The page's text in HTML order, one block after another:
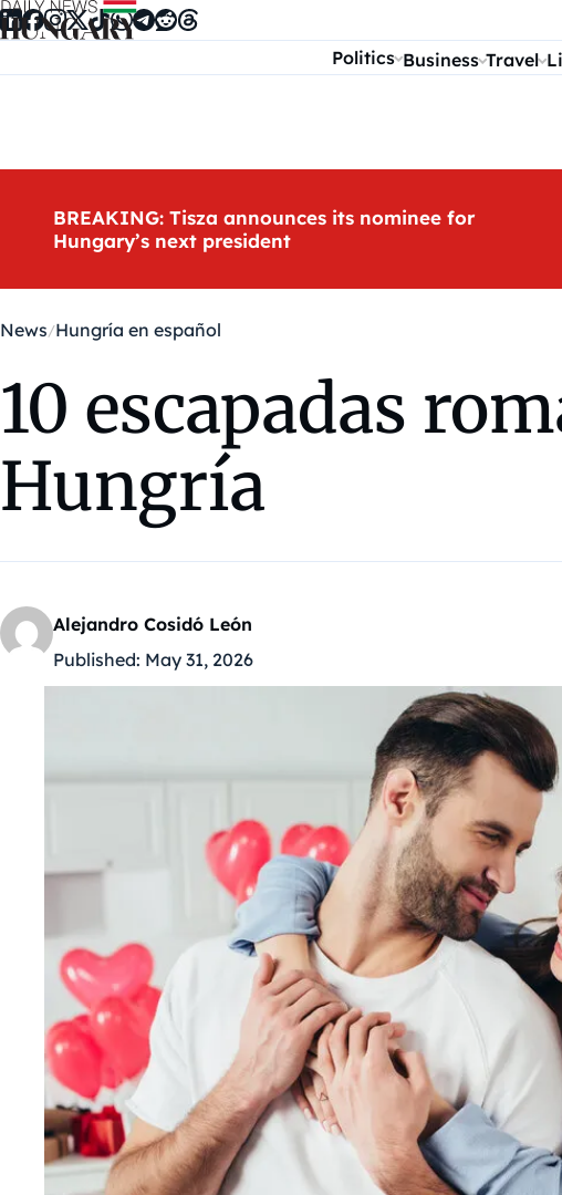
Skip to content
Politics Business Travel
BREAKING: Tisza announces its nominee for
Hungary’s next president
News Hungría en español
10 escapadas
Hungría
Alejandro Cosidó León
Published: May 31, 2026